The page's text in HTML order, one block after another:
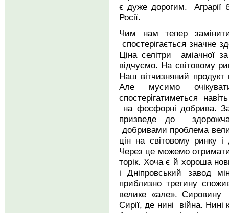
є дуже дорогим. Аграрії
Росії.
Чим нам тепер
спостерігається значне
Ціна селітри аміачної
відчуємо. На світовому
Наш вітчизняний
Але мусимо
спостерігатиметься
на фосфорні добрива.
призведе до
добривами проблема
цін на світовому ринку
Через це можемо
торік. Хоча є й хороша
і Дніпровський завод
приблизно третину
велике «але».
Сирії, де нині війна. Нині